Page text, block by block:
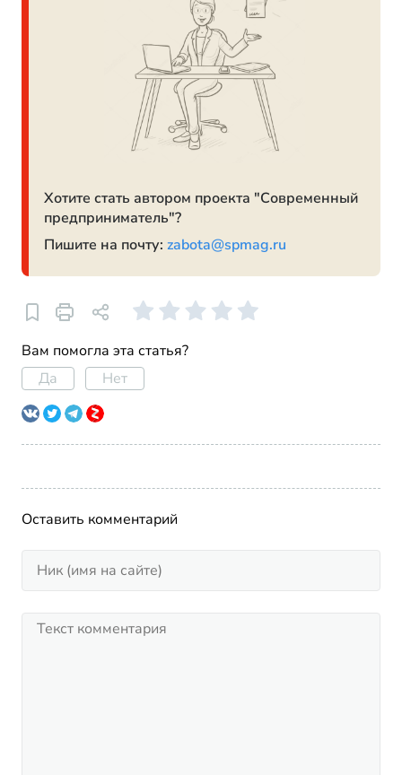
Хотите стать автором проекта "Современный
предприниматель"?
Пишите на почту: zabota@spmag.ru
Вам помогла эта статья?
Да
Нет
Оставить комментарий